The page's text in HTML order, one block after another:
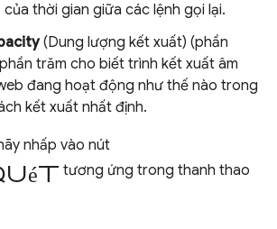
thời gian giữa các lệnh gọi lại.
(Dung lượng kết xuất) (phần
trăm cho biết trình kết xuất âm
đang hoạt động như thế nào trong
kết xuất nhất định.
nhấp vào nút
tương ứng trong thanh thao